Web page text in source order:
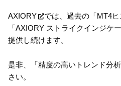
AXIORY
では、過去の「MT4ヒ
「AXIORY ストライクインジケ
提供し続けます。
是非、「精度の高いトレンド分
さい。